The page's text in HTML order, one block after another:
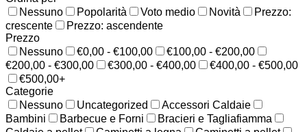
Nessuno
Popolarità Voto medio Novità
Prezzo:
crescente
Prezzo: ascendente
Prezzo
Nessuno
€0,00 - €100,00
€100,00 - €200,00
€200,00 - €300,00
€300,00 - €400,00
€400,00 - €500,00
€500,00+
Categorie
Nessuno
Uncategorized
Accessori Caldaie
Bambini
Barbecue e Forni
Bracieri e Tagliafiamma